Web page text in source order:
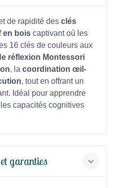
de rapidité des clés
en bois captivant où les
16 clés de couleurs aux
réflexion Montessori
, la coordination œil-
, tout en offrant un
Idéal pour apprendre
capacités cognitives
garanties